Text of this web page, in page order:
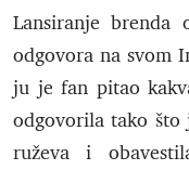
Lansiranje
odgovora na svom
ju je fan pitao
odgovorila tako što
ruževa i